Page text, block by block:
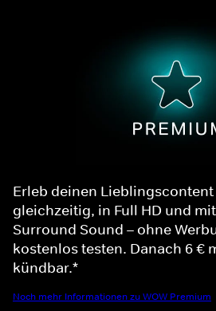
Erleb deinen Lieblingscontent
gleichzeitig, in Full HD und
Surround Sound – ohne
kostenlos testen. Danach 6 €
kündbar.*
Noch mehr Informationen zu WOW Premium